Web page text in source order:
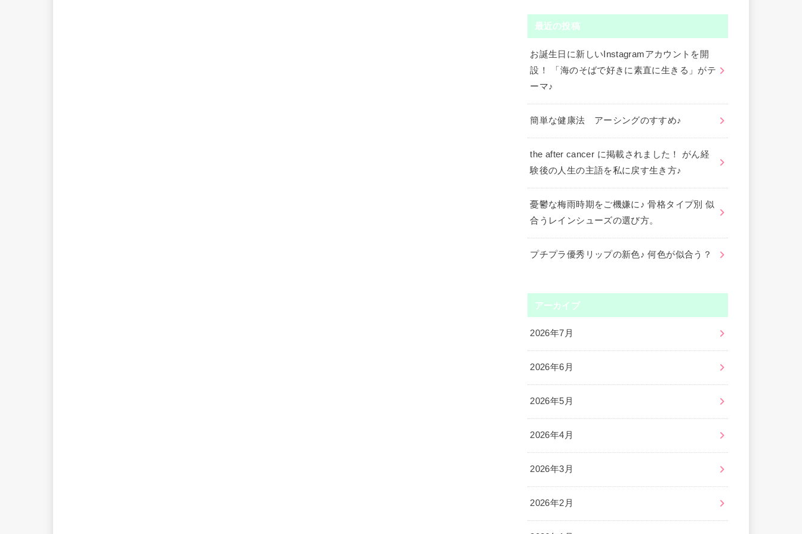
最近の投稿
お誕生日に新しいInstagramアカウントを開
設！ 「海のそばで好きに素直に生きる」がテ
ーマ♪
簡単な健康法 アーシングのすすめ♪
the after cancer に掲載されました！ がん経
験後の人生の主語を私に戻す生き方♪
憂鬱な梅雨時期をご機嫌に♪ 骨格タイプ別 似
合うレインシューズの選び方。
プチプラ優秀リップの新色♪ 何色が似合う？
アーカイブ
2026年7月
2026年6月
2026年5月
2026年4月
2026年3月
2026年2月